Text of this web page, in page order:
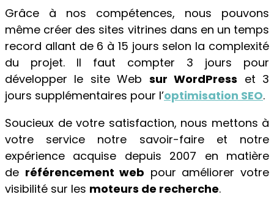
Grâce à nos compétences, nous pouvons
même créer des sites vitrines dans en un temps
record allant de 6 à 15 jours selon la complexité
du projet. Il faut compter 3 jours pour
développer le site Web sur WordPress et 3
jours supplémentaires pour l’optimisation SEO.
Soucieux de votre satisfaction, nous mettons à
votre service notre savoir-faire et notre
expérience acquise depuis 2007 en matière
de référencement web pour améliorer votre
visibilité sur les moteurs de recherche.